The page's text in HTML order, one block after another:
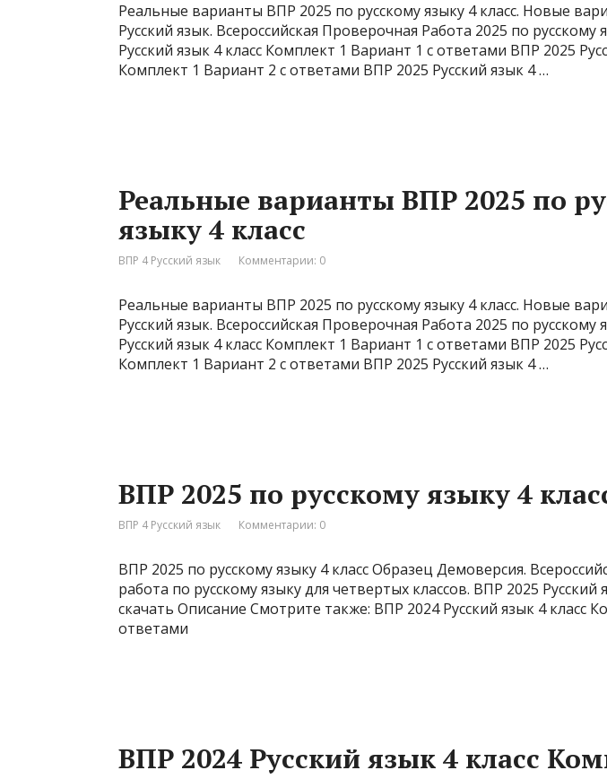
Реальные варианты ВПР 2025 по русскому языку 4 класс. Новые
Русский язык. Всероссийская Проверочная Работа 2025 по русскому
Русский язык 4 класс Комплект 1 Вариант 1 с ответами ВПР 2025
Комплект 1 Вариант 2 с ответами ВПР 2025 Русский язык 4 …
Реальные варианты ВПР 2025 по
языку 4 класс
ВПР 4 Русский язык Комментарии: 0
Реальные варианты ВПР 2025 по русскому языку 4 класс. Новые
Русский язык. Всероссийская Проверочная Работа 2025 по русскому
Русский язык 4 класс Комплект 1 Вариант 1 с ответами ВПР 2025
Комплект 1 Вариант 2 с ответами ВПР 2025 Русский язык 4 …
ВПР 2025 по русскому языку 4
ВПР 4 Русский язык Комментарии: 0
ВПР 2025 по русскому языку 4 класс Образец Демоверсия.
работа по русскому языку для четвертых классов. ВПР 2025 Русский
скачать Описание Смотрите также: ВПР 2024 Русский язык 4 класс
ответами
ВПР 2024 Русский язык 4 класс